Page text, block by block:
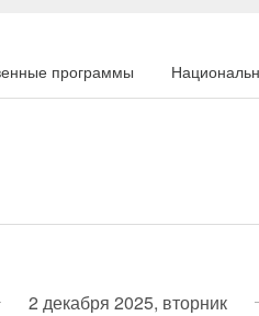
программы
2 декабря 2025, вторник